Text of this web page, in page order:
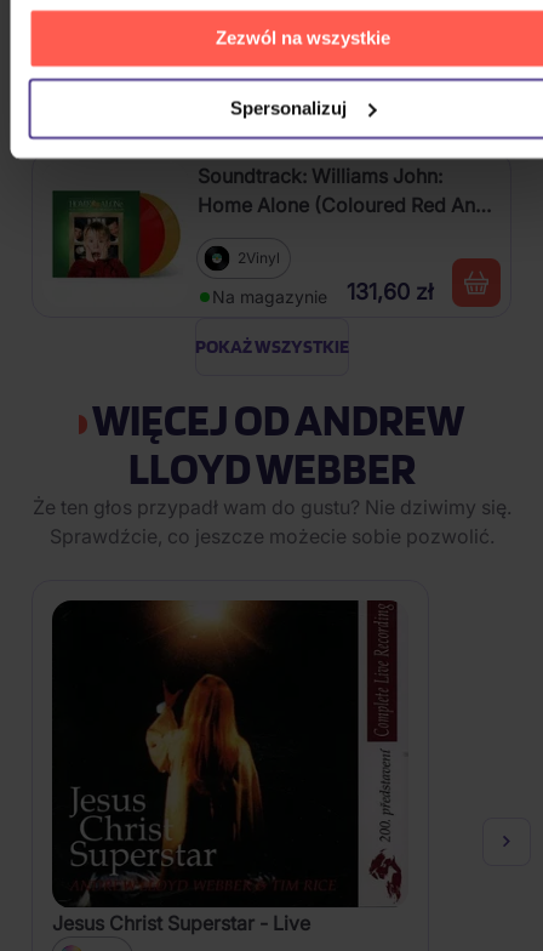
Zezwól na wszystkie
Spersonalizuj
Soundtrack From The Netflix
Series, Season 4
2Vinyl
Na magazynie 109,00 zł
Soundtrack: Williams John:
Home Alone (Coloured Red And
2Vinyl
Na magazynie 131,60 zł
POKAŻ WSZYSTKIE
WIĘCEJ OD ANDREW
LLOYD WEBBER
Że ten głos przypadł wam do gustu? Nie dziwimy się.
Sprawdźcie, co jeszcze możecie sobie pozwolić.
Jesus Christ Superstar - Live